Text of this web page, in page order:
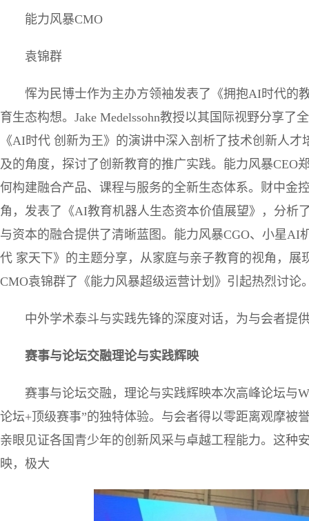
能力风暴CMO
袁锦群
恽为民博士作为主办方领袖发表了《拥抱AI时代的
育生态构想。Jake Medelssohn教授以其国际视野分享
《AI时代 创新为王》的演讲中深入剖析了技术创新人
及的角度，探讨了创新教育的推广实践。能力风暴CEO
何构建融合产品、课程与服务的全新生态体系。财中金
角，发表了《AI教育机器人生态资本价值展望》，分析
与资本的融合提供了清晰蓝图。能力风暴CGO、小星
代 家天下》的主题分享，从家庭与亲子教育的视角，
CMO袁锦群了《能力风暴超级运营计划》引起热烈讨论
中外学术泰斗与实践先锋的深度对话，为与会者提
赛事与论坛交融理论与实践辉映
赛事与论坛交融，理论与实践辉映本次高峰论坛与
论坛+顶级赛事”的独特体验。与会者得以零距离观摩被
亲眼见证各国青少年的创新风采与卓越工程能力。这种
映，极大